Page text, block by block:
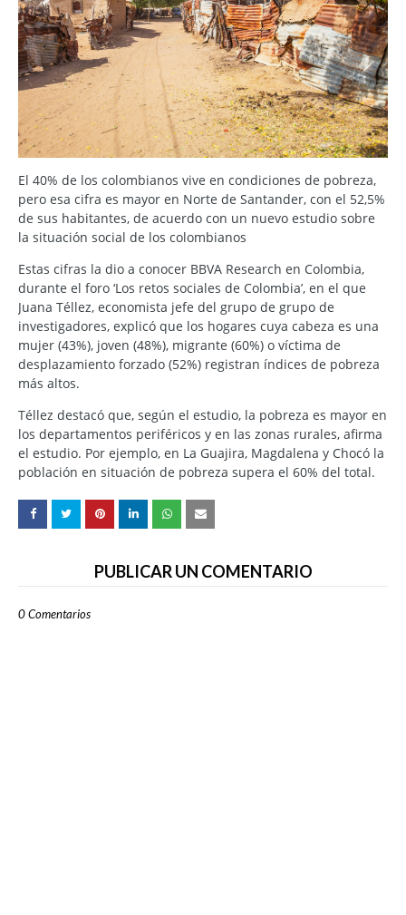
El 40% de los colombianos vive en condiciones de pobreza,
pero esa cifra es mayor en Norte de Santander, con el 52,5%
de sus habitantes, de acuerdo con un nuevo estudio sobre
la situación social de los colombianos
Estas cifras la dio a conocer BBVA Research en Colombia,
durante el foro ‘Los retos sociales de Colombia’, en el que
Juana Téllez, economista jefe del grupo de grupo de
investigadores, explicó que los hogares cuya cabeza es una
mujer (43%), joven (48%), migrante (60%) o víctima de
desplazamiento forzado (52%) registran índices de pobreza
más altos.
Téllez destacó que, según el estudio, la pobreza es mayor en
los departamentos periféricos y en las zonas rurales, afirma
el estudio. Por ejemplo, en La Guajira, Magdalena y Chocó la
población en situación de pobreza supera el 60% del total.
PUBLICAR UN COMENTARIO
0 Comentarios